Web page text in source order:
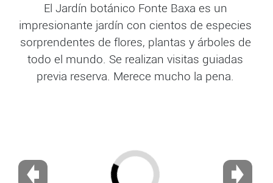
El Jardín botánico Fonte Baxa es un
impresionante jardín con cientos de especies
sorprendentes de flores, plantas y árboles de
todo el mundo. Se realizan visitas guiadas
previa reserva. Merece mucho la pena.